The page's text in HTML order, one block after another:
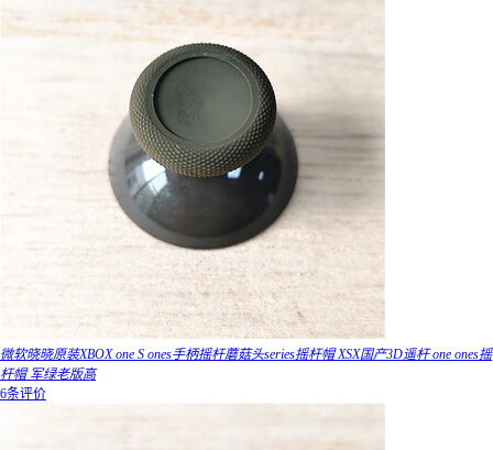
微软晓晓原装XBOX one S ones手柄摇杆蘑菇头series摇杆帽 XSX国产3D遥杆 one ones摇
杆帽 军绿老版高
6条评价